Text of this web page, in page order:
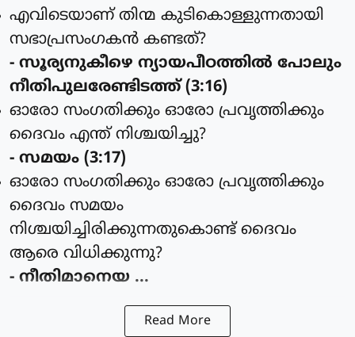
എവിടെയാണ് തിന്മ കുടികൊള്ളുന്നതായി
സഭാപ്രസംഗകന്‍ കണ്ടത്?
- സൂര്യനുകീഴെ ന്യായപീഠത്തില്‍ പോലും
നീതിപുലരേണ്ടിടത്ത് (3:16)
ഓരോ സംഗതിക്കും ഓരോ പ്രവൃത്തിക്കും
ദൈവം എന്ത് നിശ്ചയിച്ചു?
- സമയം (3:17)
ഓരോ സംഗതിക്കും ഓരോ പ്രവൃത്തിക്കും
ദൈവം സമയം
നിശ്ചയിച്ചിരിക്കുന്നതുകൊണ്ട് ദൈവം
ആരെ വിധിക്കുന്നു?
- നീതിമാനെയ ...
Read More